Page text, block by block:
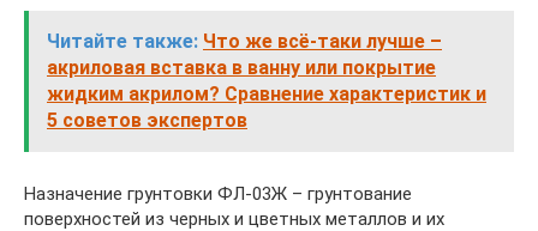
Читайте также: Что же всё-таки лучше –
акриловая вставка в ванну или покрытие
жидким акрилом? Сравнение характеристик и
5 советов экспертов
Назначение грунтовки ФЛ-03Ж – грунтование
поверхностей из черных и цветных металлов и их